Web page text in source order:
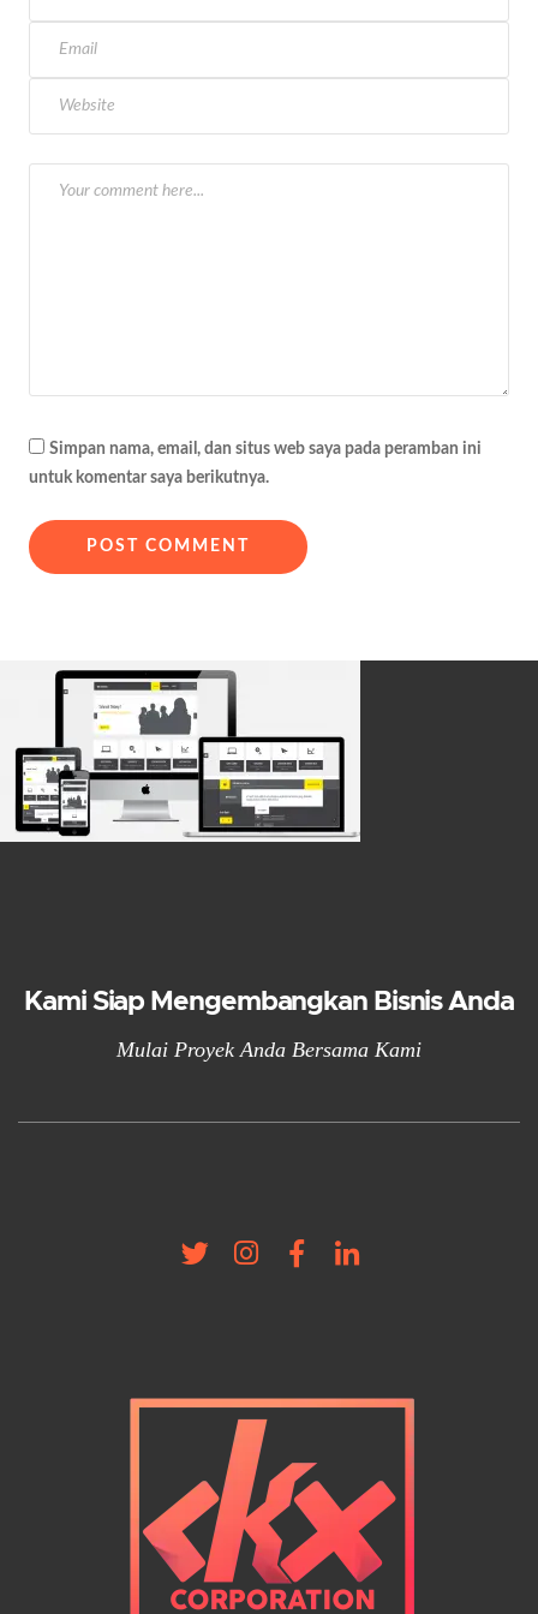
s
p
Simpan nama, email, dan situs web saya pada peramban ini
untuk komentar saya berikutnya.
Kami Siap Mengembangkan Bisnis Anda
Mulai Proyek Anda Bersama Kami